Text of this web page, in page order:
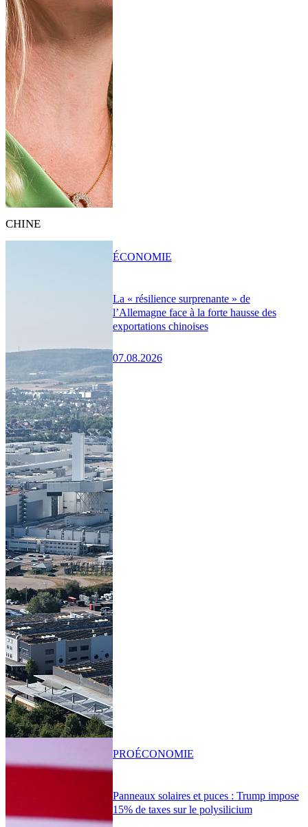
CHINE
La « résilience surprenante » de
l’Allemagne face à la forte hausse des
exportations chinoises
07.08.2026
ÉCONOMIE
Panneaux solaires et puces : Trump impose
15% de taxes sur le polysilicium
PROÉCONOMIE